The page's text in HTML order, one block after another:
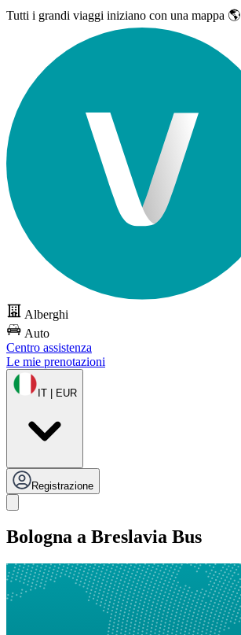
Tutti i grandi viaggi iniziano con una mappa 🌎
Alberghi
Auto
Centro assistenza
Le mie prenotazioni
IT | EUR
Registrazione
Bologna a Breslavia Bus